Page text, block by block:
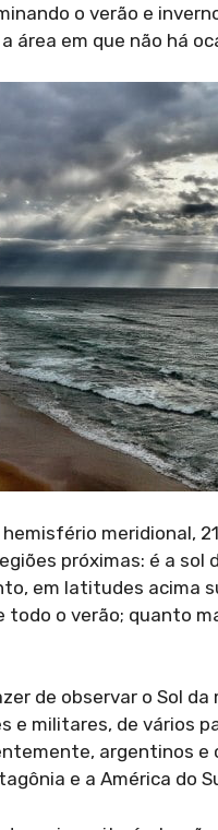
o verão e
em que não há
meridional,
próximas: é a sol
em latitudes acima
o verão; quanto
de observar o Sol
e militares, de vários
argentinos e
e a América do